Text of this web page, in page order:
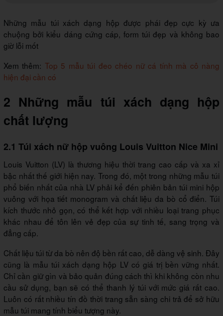
Những mẫu túi xách dạng hộp được phái đẹp cực kỳ ưa
chuộng bởi kiểu dáng cứng cáp, form túi đẹp và không bao
giờ lỗi mốt
Xem thêm: Top 5 mẫu túi đeo chéo nữ cá tính mà cô nàng
hiện đại cần có
2 Những mẫu túi xách dạng hộp
chất lượng
2.1 Túi xách nữ hộp vuông Louis Vuitton Nice Mini
Louis Vuitton (LV) là thương hiệu thời trang cao cấp và xa xỉ
bậc nhất thế giới hiện nay. Trong đó, một trong những mẫu túi
phổ biến nhất của nhà LV phải kể đến phiên bản túi mini hộp
vuông với họa tiết monogram và chất liệu da bò cổ điển. Túi
kích thước nhỏ gọn, có thể kết hợp với nhiều loại trang phục
khác nhau để tôn lên vẻ đẹp của sự tinh tế, sang trọng và
đẳng cấp.
Chất liệu túi từ da bò nên độ bền rất cao, dễ dàng vệ sinh. Đây
cũng là mẫu túi xách dạng hộp LV có giá trị bền vững nhất.
Chỉ cần giữ gìn và bảo quản đúng cách thì khi không còn nhu
cầu sử dụng, bạn sẽ có thể thanh lý túi với mức giá rất cao.
Luôn có rất nhiều tín đồ thời trang sẵn sàng chi trả để sở hữu
mẫu túi mang tính biểu tượng này.